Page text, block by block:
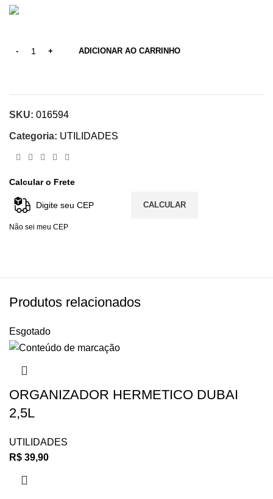
ADICIONAR AO CARRINHO
SKU: 016594
Categoria: UTILIDADES
Calcular o Frete
CALCULAR
Não sei meu CEP
Produtos relacionados
Esgotado
ORGANIZADOR HERMETICO DUBAI
2,5L
UTILIDADES
R$ 39,90